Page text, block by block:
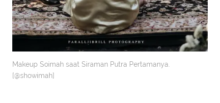
Makeup Soimah saat Siraman Putra Pertamanya.
[@showimah]